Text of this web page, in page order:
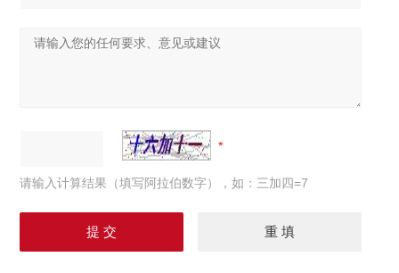
请输入计算结果（填写阿拉伯数字），如：三加四=7